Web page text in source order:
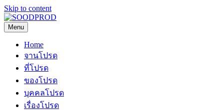
Skip to content
SOODPROD
Telling Thai stories with heart and craft
Menu
Home
จานโปรด
ที่โปรด
ของโปรด
บุคคลโปรด
เรื่องโปรด